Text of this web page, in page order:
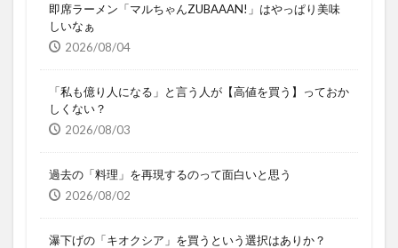
即席ラーメン「マルちゃんZUBAAAN!」はやっぱり美味
しいなぁ
2026/08/04
「私も億り人になる」と言う人が【高値を買う】っておか
しくない？
2026/08/03
過去の「料理」を再現するのって面白いと思う
2026/08/02
瀑下げの「キオクシア」を買うという選択はありか？